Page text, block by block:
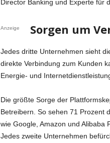
Director Banking und Experte für
Anzeige Sorgen um
Jedes dritte Unternehmen sieht
direkte Verbindung zum Kunden
Energie- und
Die größte Sorge der
Betreibern. So sehen 71 Prozent
wie Google, Amazon und Alibaba
Jedes zweite Unternehmen